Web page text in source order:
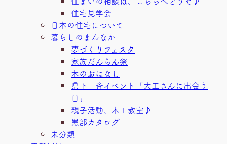
住宅見学会
日本の住宅について
暮らしのまんなか
夢づくりフェスタ
家族だんらん祭
木のおはなし
県下一斉イベント「大工さんに出会う
日」
親子活動、木工教室♪
黒部カタログ
未分類